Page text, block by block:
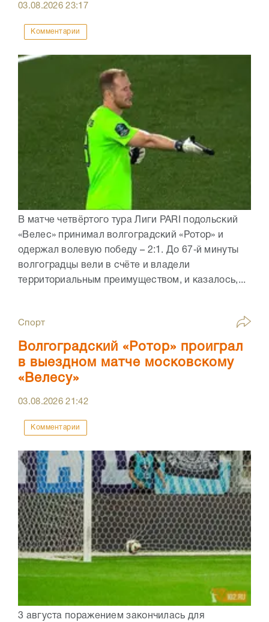
03.08.202623:17
Комментарии
В матче четвёртого тура Лиги PARI подольский
«Велес» принимал волгоградский «Ротор» и
одержал волевую победу – 2:1. До 67‑й минуты
волгоградцы вели в счёте и владели
территориальным преимуществом, и казалось,...
Спорт
Волгоградский «Ротор» проиграл
в выездном матче московскому
«Велесу»
03.08.202621:42
Комментарии
3 августа поражением закончилась для